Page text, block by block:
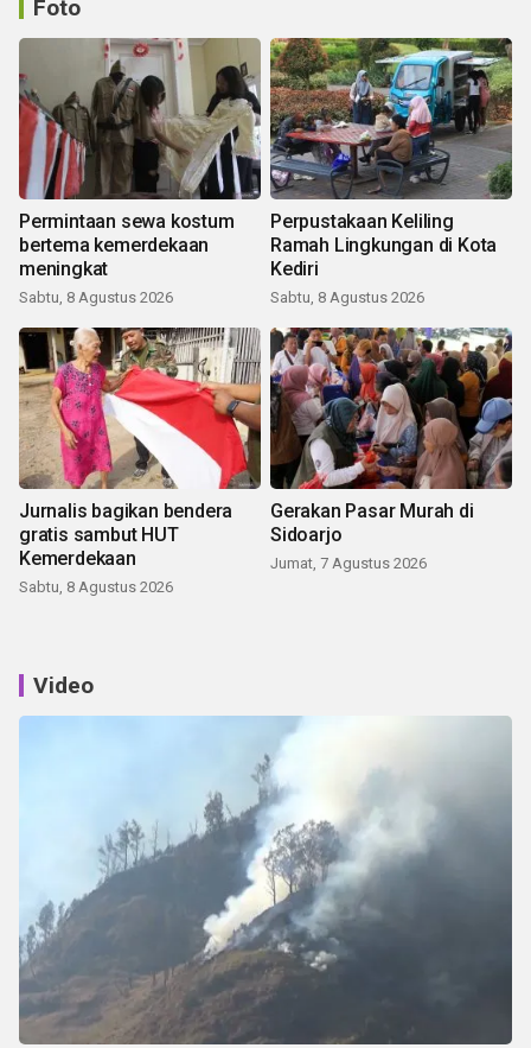
Foto
Permintaan sewa kostum
bertema kemerdekaan
meningkat
Sabtu, 8 Agustus 2026
Perpustakaan Keliling
Ramah Lingkungan di Kota
Kediri
Sabtu, 8 Agustus 2026
Jurnalis bagikan bendera
gratis sambut HUT
Kemerdekaan
Sabtu, 8 Agustus 2026
Gerakan Pasar Murah di
Sidoarjo
Jumat, 7 Agustus 2026
Video